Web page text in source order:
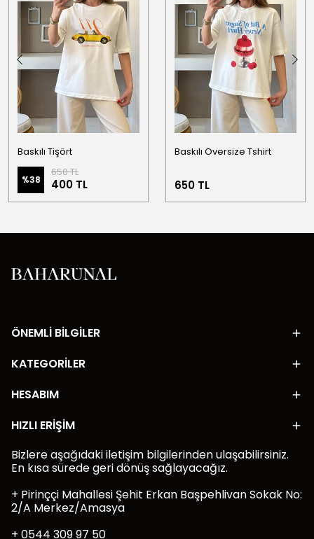
Baskılı Tişört
%38
650 TL
400 TL
Baskılı Oversize Tshirt
650 TL
ÖNEMLİ BİLGİLER
KATEGORİLER
HESABIM
HIZLI ERİŞİM
Bizlere aşağıdaki iletişim bilgilerinden ulaşabilirsiniz.
En kısa sürede geri dönüş sağlayacağız.
+ Pirinççi Mahallesi Şehit Erkan Başpehlivan Sokak No:
2/A Merkez/Amasya
+ 0544 309 97 50